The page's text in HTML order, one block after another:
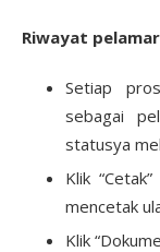
Riwayat
Setiap
sebagai
statusya
Klik
mencetak
Klik